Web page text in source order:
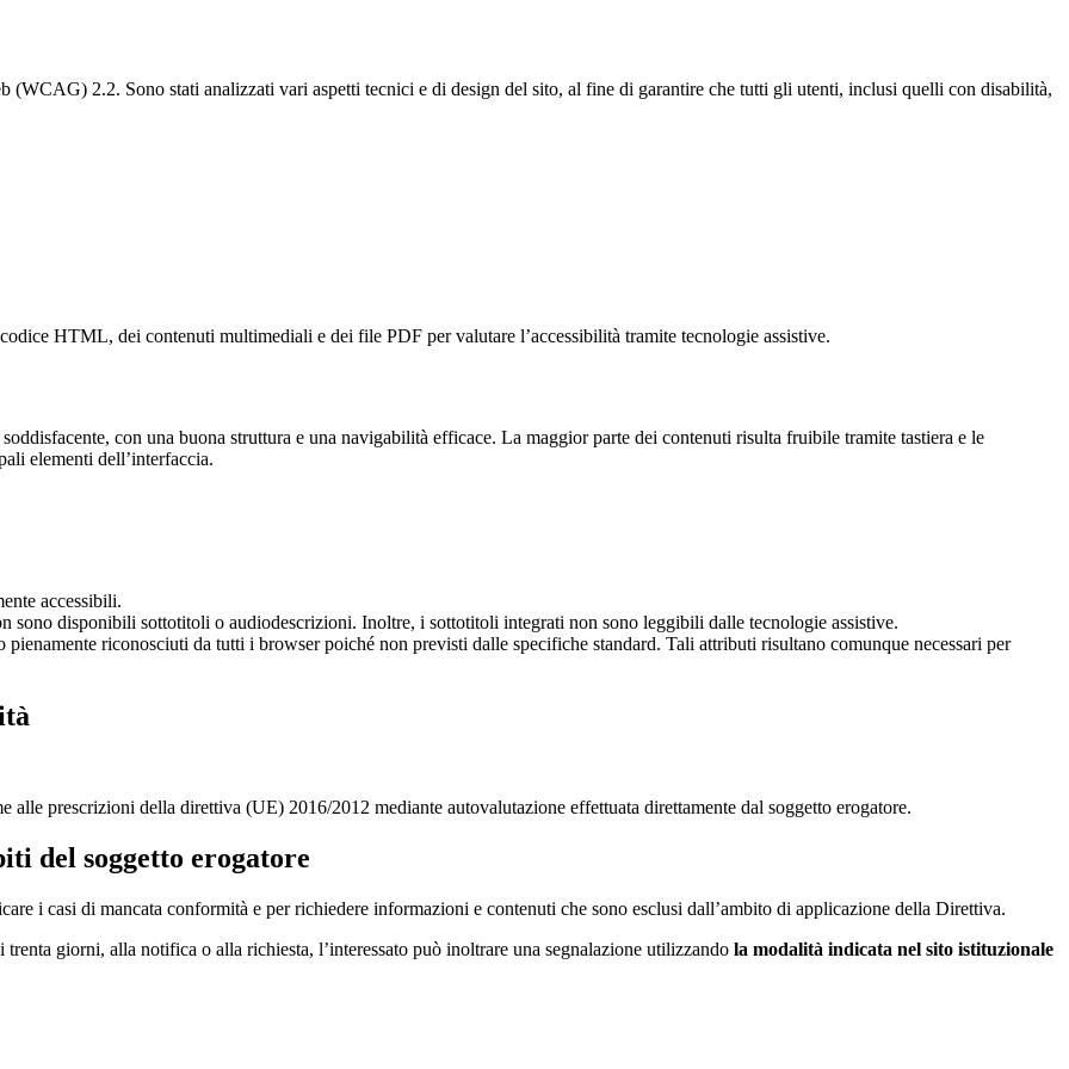
2.2. Sono stati analizzati vari aspetti tecnici e di design del sito, al fine di garantire che tutti gli utenti, inclusi quelli con disabilità,
HTML, dei contenuti multimediali e dei file PDF per valutare l’accessibilità tramite tecnologie assistive.
con una buona struttura e una navigabilità efficace. La maggior parte dei contenuti risulta fruibile tramite tastiera e le
elementi dell’interfaccia.
accessibili.
sono disponibili sottotitoli o audiodescrizioni. Inoltre, i sottotitoli integrati non sono leggibili dalle tecnologie assistive.
riconosciuti da tutti i browser poiché non previsti dalle specifiche standard. Tali attributi risultano comunque necessari per
prescrizioni della direttiva (UE) 2016/2012 mediante autovalutazione effettuata direttamente dal soggetto erogatore.
del soggetto erogatore
i casi di mancata conformità e per richiedere informazioni e contenuti che sono esclusi dall’ambito di applicazione della Direttiva.
giorni, alla notifica o alla richiesta, l’interessato può inoltrare una segnalazione utilizzando la modalità indicata nel sito istituzionale